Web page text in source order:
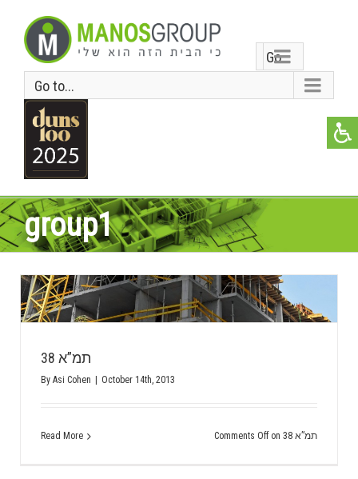
Go
Go to...
group1
תמ”א 38
תמ”א 38
By Asi Cohen | October 14th, 2013
Read More Comments Off on תמ”א 38